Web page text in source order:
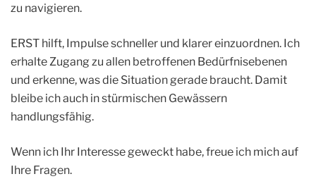
zu navigieren.
ERST hilft, Impulse schneller und klarer einzuordnen. Ich
erhalte Zugang zu allen betroffenen Bedürfnisebenen
und erkenne, was die Situation gerade braucht. Damit
bleibe ich auch in stürmischen Gewässern
handlungsfähig.
Wenn ich Ihr Interesse geweckt habe, freue ich mich auf
Ihre Fragen.